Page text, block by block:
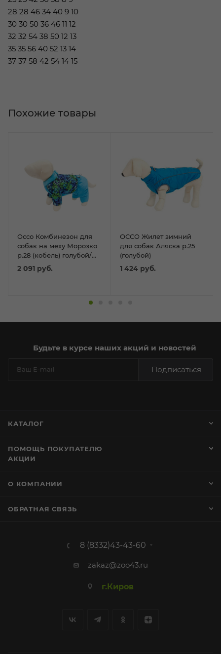
28 28 46 34 40 9 10
30 30 50 36 46 11 12
32 32 54 38 50 12 13
35 35 56 40 52 13 14
37 37 58 42 54 14 15
Оссо Комбинезон для
собак на меху Морозко
р.28 (кобель) голубой/
принт
2 091 руб.
ОССО Жилет зимний
для собак Аляска р.25
(голубой)
1 424 руб.
Похожие товары
Будьте в курсе наших акций и новостей
Подписаться
КАТАЛОГ
ПОМОЩЬ ПОКУПАТЕЛЮ
АКЦИИ
О КОМПАНИИ
ОБРАТНАЯ СВЯЗЬ
8 (8332)43-43-60
zakaz@zoo43.ru
г.Киров